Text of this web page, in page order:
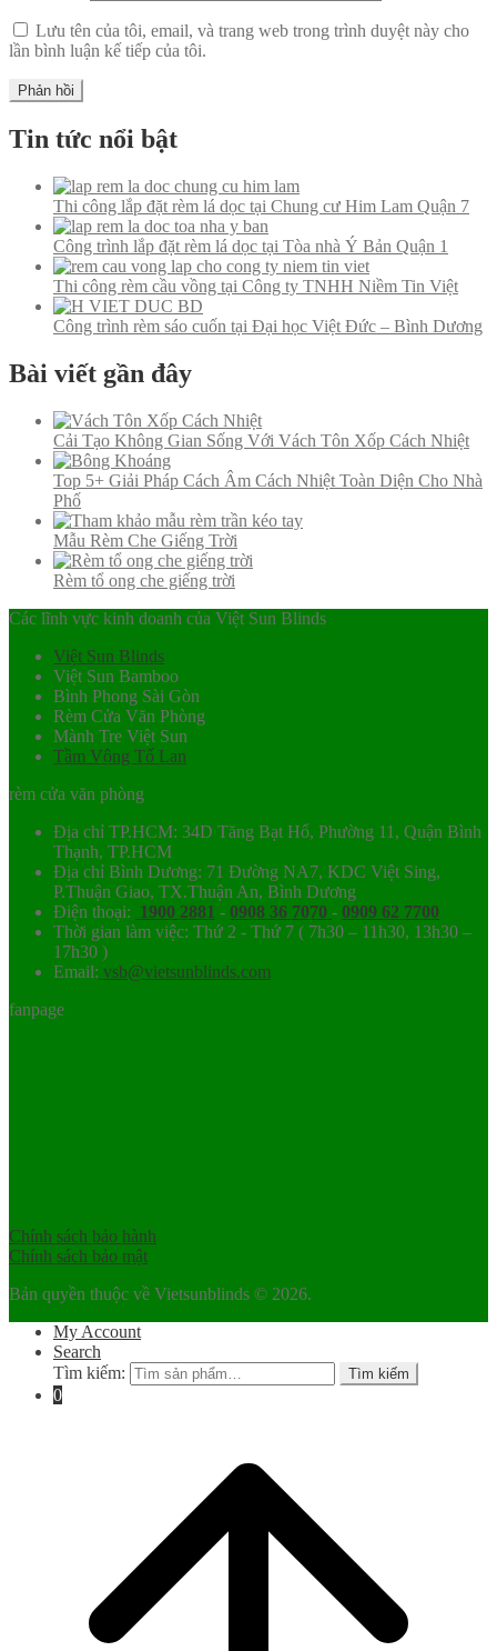
Lưu tên của tôi, email, và trang web trong trình duyệt này cho
lần bình luận kế tiếp của tôi.
Tin tức nổi bật
Thi công lắp đặt rèm lá dọc tại Chung cư Him Lam Quận 7
Công trình lắp đặt rèm lá dọc tại Tòa nhà Ý Bản Quận 1
Thi công rèm cầu vồng tại Công ty TNHH Niềm Tin Việt
Công trình rèm sáo cuốn tại Đại học Việt Đức – Bình Dương
Bài viết gần đây
Cải Tạo Không Gian Sống Với Vách Tôn Xốp Cách Nhiệt
Top 5+ Giải Pháp Cách Âm Cách Nhiệt Toàn Diện Cho Nhà
Phố
Mẫu Rèm Che Giếng Trời
Rèm tổ ong che giếng trời
Các lĩnh vực kinh doanh của Việt Sun Blinds
Việt Sun Blinds
Việt Sun Bamboo
Bình Phong Sài Gòn
Rèm Cửa Văn Phòng
Mành Tre Việt Sun
Tầm Vông Tố Lan
rèm cửa văn phòng
Địa chỉ TP.HCM: 34D Tăng Bạt Hổ, Phường 11, Quận Bình
Thạnh, TP.HCM
Địa chỉ Bình Dương: 71 Đường NA7, KDC Việt Sing,
P.Thuận Giao, TX.Thuận An, Bình Dương
Điện thoại: 1900 2881 - 0908 36 7070 - 0909 62 7700
Thời gian làm việc: Thứ 2 - Thứ 7 ( 7h30 – 11h30, 13h30 –
17h30 )
Email: vsb@vietsunblinds.com
fanpage
Chính sách bảo hành
Chính sách bảo mật
Bản quyền thuộc về Vietsunblinds © 2026.
My Account
Search
Tìm kiếm:
Tìm kiếm
0